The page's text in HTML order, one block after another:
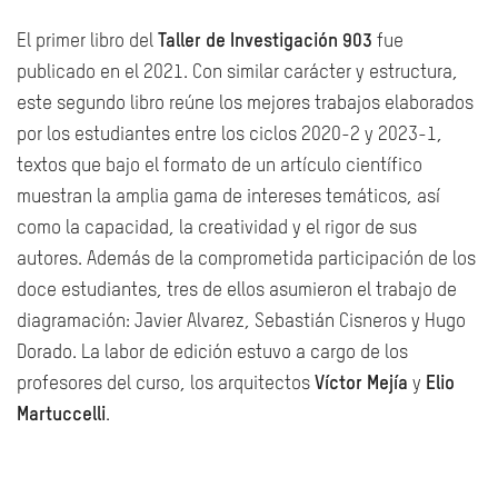
El primer libro del Taller de Investigación 903 fue
publicado en el 2021. Con similar carácter y estructura,
este segundo libro reúne los mejores trabajos elaborados
por los estudiantes entre los ciclos 2020-2 y 2023-1,
textos que bajo el formato de un artículo científico
muestran la amplia gama de intereses temáticos, así
como la capacidad, la creatividad y el rigor de sus
autores. Además de la comprometida participación de los
doce estudiantes, tres de ellos asumieron el trabajo de
diagramación: Javier Alvarez, Sebastián Cisneros y Hugo
Dorado. La labor de edición estuvo a cargo de los
profesores del curso, los arquitectos Víctor Mejía y Elio
Martuccelli.